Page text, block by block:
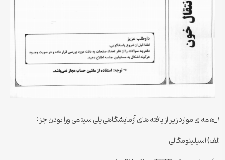
۱_همه ی موارد زیر از یافته های آزمایشگاهی پلی سیتمی ورا بودن جز :
الف) اسپلینومگالی